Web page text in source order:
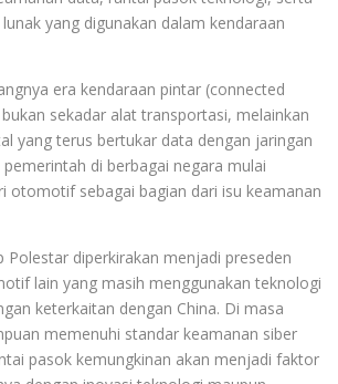
yang digunakan dalam kendaraan
era kendaraan pintar (connected
sekadar alat transportasi, melainkan
yang terus bertukar data dengan jaringan
di berbagai negara mulai
otomotif sebagai bagian dari isu keamanan
Polestar diperkirakan menjadi preseden
lain yang masih menggunakan teknologi
keterkaitan dengan China. Di masa
memenuhi standar keamanan siber
pasok kemungkinan akan menjadi faktor